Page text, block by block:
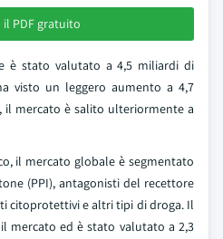
il PDF gratuito
è stato valutato a 4,5 miliardi di
visto un leggero aumento a 4,7
il mercato è salito ulteriormente a
il mercato globale è segmentato
(PPI), antagonisti del recettore
citoprotettivi e altri tipi di droga. Il
mercato ed è stato valutato a 2,3